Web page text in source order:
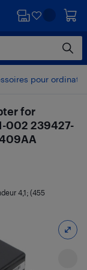
pour
for
002 239427-
4,1; (455